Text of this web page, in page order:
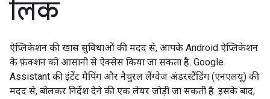
लिंक
ऐप्लिकेशन की खास सुविधाओं की मदद से, आपके Android ऐप्लिकेशन
के फ़ंक्शन को आसानी से ऐक्सेस किया जा सकता है. Google
Assistant की इंटेंट मैपिंग और नैचुरल लैंग्वेज अंडरस्टैंडिंग (एनएलयू) की
मदद से, बोलकर निर्देश देने की एक लेयर जोड़ी जा सकती है. इसके बाद,